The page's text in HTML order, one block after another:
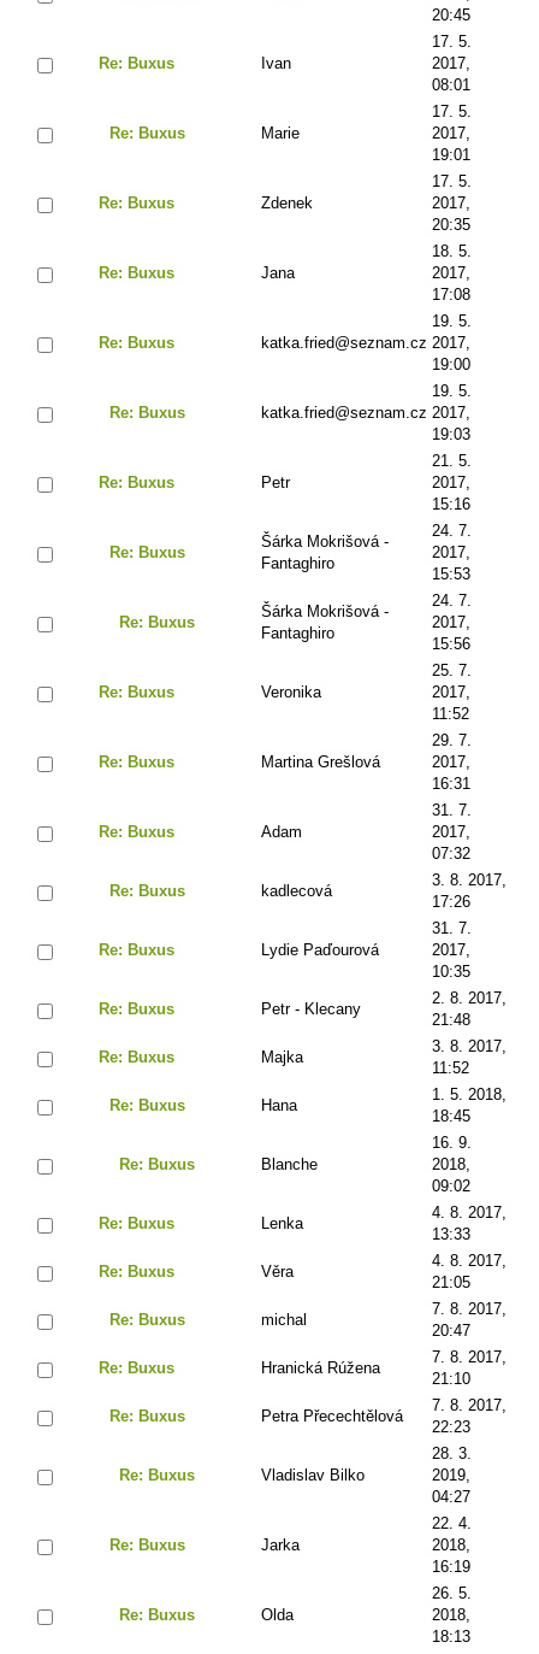
20:45
Re: Buxus Ivan
17. 5.
2017,
08:01
Re: Buxus Marie
17. 5.
2017,
19:01
Re: Buxus Zdenek
17. 5.
2017,
20:35
Re: Buxus Jana
18. 5.
2017,
17:08
Re: Buxus katka.fried@seznam.cz
19. 5.
2017,
19:00
Re: Buxus katka.fried@seznam.cz
19. 5.
2017,
19:03
Re: Buxus Petr
21. 5.
2017,
15:16
Re: Buxus
Šárka Mokrišová -
Fantaghiro
24. 7.
2017,
15:53
Re: Buxus
Šárka Mokrišová -
Fantaghiro
24. 7.
2017,
15:56
Re: Buxus Veronika
25. 7.
2017,
11:52
Re: Buxus Martina Grešlová
29. 7.
2017,
16:31
Re: Buxus Adam
31. 7.
2017,
07:32
Re: Buxus kadlecová
3. 8. 2017,
17:26
Re: Buxus Lydie Paďourová
31. 7.
2017,
10:35
Re: Buxus Petr - Klecany
2. 8. 2017,
21:48
Re: Buxus Majka
3. 8. 2017,
11:52
Re: Buxus Hana
1. 5. 2018,
18:45
Re: Buxus Blanche
16. 9.
2018,
09:02
Re: Buxus Lenka
4. 8. 2017,
13:33
Re: Buxus Věra
4. 8. 2017,
21:05
Re: Buxus michal
7. 8. 2017,
20:47
Re: Buxus Hranická Rúžena
7. 8. 2017,
21:10
Re: Buxus Petra Přecechtělová
7. 8. 2017,
22:23
Re: Buxus Vladislav Bilko
28. 3.
2019,
04:27
Re: Buxus Jarka
22. 4.
2018,
16:19
Re: Buxus Olda
26. 5.
2018,
18:13